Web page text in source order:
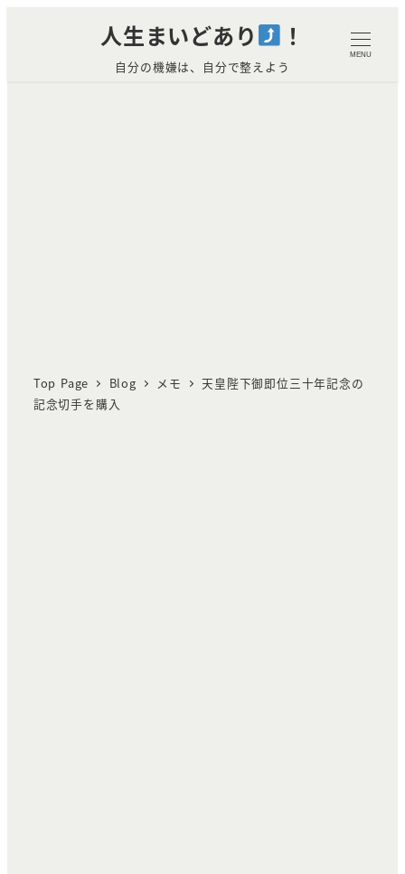
人生まいどあり ！
自分の機嫌は、自分で整えよう
MENU
Top Page Blog メモ
天皇陛下御即位三十年記念の
記念切手を購入